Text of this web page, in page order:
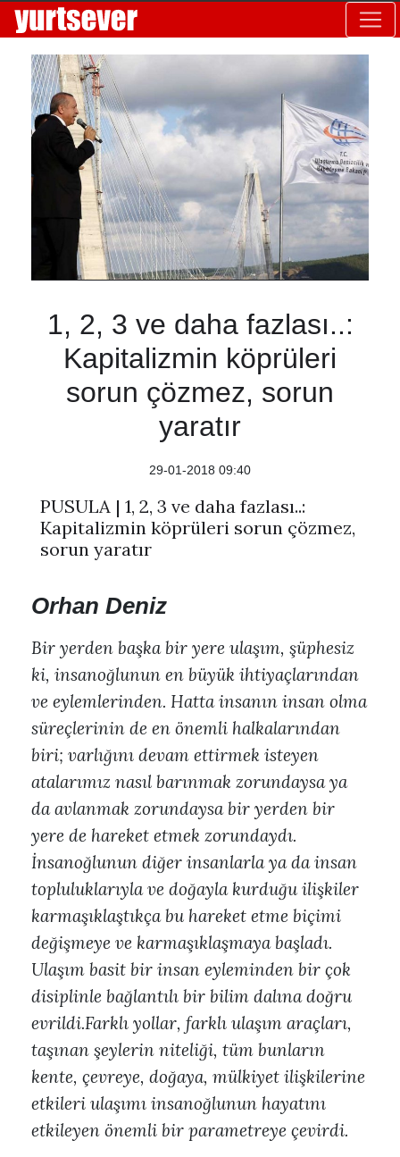
1, 2, 3 ve daha fazlası..:
Kapitalizmin köprüleri
sorun çözmez, sorun
yaratır
29-01-2018 09:40
PUSULA | 1, 2, 3 ve daha fazlası..:
Kapitalizmin köprüleri sorun çözmez,
sorun yaratır
Orhan Deniz
Bir yerden başka bir yere ulaşım, şüphesiz
ki, insanoğlunun en büyük ihtiyaçlarından
ve eylemlerinden. Hatta insanın insan olma
süreçlerinin de en önemli halkalarından
biri; varlığını devam ettirmek isteyen
atalarımız nasıl barınmak zorundaysa ya
da avlanmak zorundaysa bir yerden bir
yere de hareket etmek zorundaydı.
İnsanoğlunun diğer insanlarla ya da insan
topluluklarıyla ve doğayla kurduğu ilişkiler
karmaşıklaştıkça bu hareket etme biçimi
değişmeye ve karmaşıklaşmaya başladı.
Ulaşım basit bir insan eyleminden bir çok
disiplinle bağlantılı bir bilim dalına doğru
evrildi.Farklı yollar, farklı ulaşım araçları,
taşınan şeylerin niteliği, tüm bunların
kente, çevreye, doğaya, mülkiyet ilişkilerine
etkileri ulaşımı insanoğlunun hayatını
etkileyen önemli bir parametreye çevirdi.